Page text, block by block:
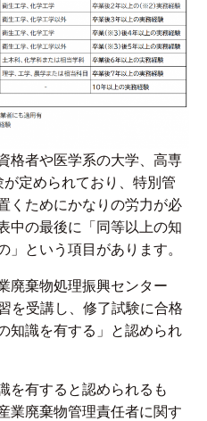
格者や医学系の大学、高専
定められており、特別管
くためにかなりの労力が必
中の最後に「同等以上の知
」という項目があります。
廃棄物処理振興センター
を受講し、修了試験に合格
知識を有する」と認められ
を有すると認められるも
業廃棄物管理責任者に関す